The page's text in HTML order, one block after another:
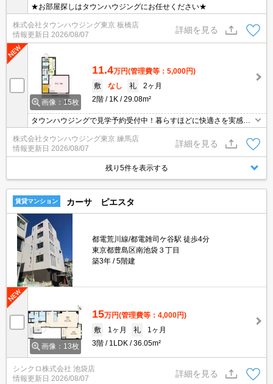
★お部屋探しはタウンハウジングにお任せください★
株式会社タウンハウジング東京 板橋店
情報更新日 2026/08/07
詳細を見る
画像：15枚
11.4万円(管理費等：5,000円)
敷
なし 礼
2ヶ月
2階
1K 29.08m²
タウンハウジングで見学予約受付中！暮らすほどに快適さを実感で
きる設備仕様！駅前商業施設の多さ！日常の買い物に便利！
株式会社タウンハウジング東京 練馬店
情報更新日 2026/08/07
詳細を見る
残り5件を表示する
賃貸マンション カーサ ピエスタ
都電荒川線/都電雑司ケ谷駅 徒歩4分
東京都豊島区南池袋３丁目
築3年
5階建
画像：13枚
15万円(管理費等：4,000円)
敷
1ヶ月 礼
1ヶ月
3階
1LDK 36.05m²
シンクロ株式会社 池袋店
情報更新日 2026/08/07
詳細を見る